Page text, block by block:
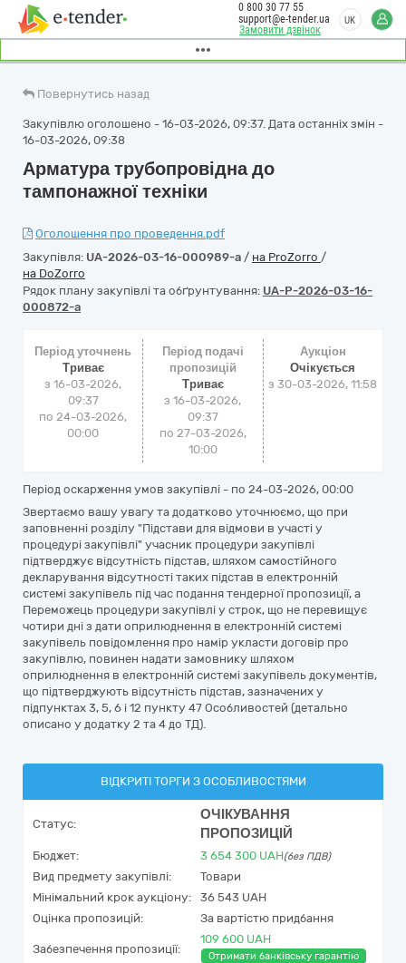
Замовити дзвінок
0 800 30 77 55
support@e-tender.ua
UK
Повернутись назад
Закупівлю оголошено - 16-03-2026, 09:37. Дата останніх змін -
16-03-2026, 09:38
Арматура трубопровідна до
тампонажної техніки
Оголошення про проведення.pdf
Закупівля: UA-2026-03-16-000989-a / на ProZorro /
на DoZorro
Рядок плану закупівлі та обґрунтування: UA-P-2026-03-16-
000872-a
Період уточнень
Триває
з 16-03-2026,
09:37
по 24-03-2026,
00:00
Період подачі
пропозицій
Триває
з 16-03-2026,
09:37
по 27-03-2026,
10:00
Аукціон
Очікується
з30-03-2026, 11:58
Період оскарження умов закупівлі - по 24-03-2026, 00:00
Звертаємо вашу увагу та додатково уточнюємо, що при
заповненні розділу "Підстави для відмови в участі у
процедурі закупівлі" учасник процедури закупівлі
підтверджує відсутність підстав, шляхом самостійного
декларування відсутності таких підстав в електронній
системі закупівель під час подання тендерної пропозиції, а
Переможець процедури закупівлі у строк, що не перевищує
чотири дні з дати оприлюднення в електронній системі
закупівель повідомлення про намір укласти договір про
закупівлю, повинен надати замовнику шляхом
оприлюднення в електронній системі закупівель документів,
що підтверджують відсутність підстав, зазначених у
підпунктах 3, 5, 6 і 12 пункту 47 Особливостей (детально
описано у додатку 2 та 4 до ТД).
ВІДКРИТІ ТОРГИ З ОСОБЛИВОСТЯМИ
Статус:
ОЧІКУВАННЯ
ПРОПОЗИЦІЙ
Бюджет: 3 654 300 UAH(без ПДВ)
Вид предмету закупівлі:
Товари
Мінімальний крок аукціону:
36 543 UAH
Оцінка пропозицій:
За вартістю придбання
Забезпечення пропозиції:
109 600 UAH
Отримати банківську гарантію